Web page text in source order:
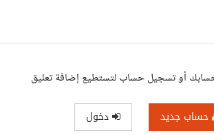
أو تسجيل حساب لتستطيع إضافة تعليق
حساب جديد دخول